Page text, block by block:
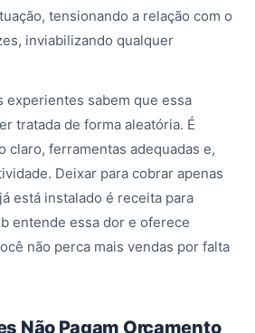
tensionando a relação com o
inviabilizando qualquer
experientes sabem que essa
tratada de forma aleatória. É
claro, ferramentas adequadas e,
Deixar para cobrar apenas
está instalado é receita para
entende essa dor e oferece
não perca mais vendas por falta
Não Pagam Orçamento